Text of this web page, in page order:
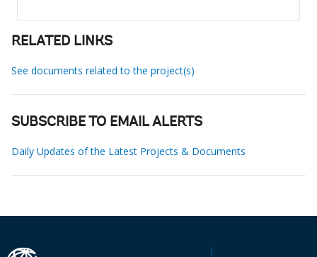
RELATED LINKS
See documents related to the project(s)
SUBSCRIBE TO EMAIL ALERTS
Daily Updates of the Latest Projects & Documents